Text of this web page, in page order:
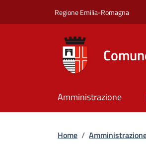
Regione Emilia-Romagna
Amministrazione
Briciole
Home /